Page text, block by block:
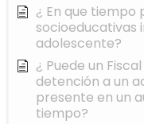
¿ En que tiempo
socioeducativas
adolescente?
¿ Puede un
detención a un
presente en un
tiempo?